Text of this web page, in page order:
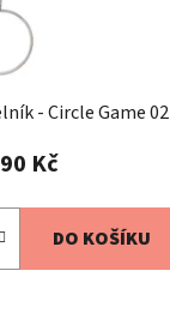
- Circle Game 02
Kč
DO KOŠÍKU